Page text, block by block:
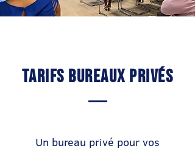
Tarifs Bureaux privés
Un bureau privé pour vos